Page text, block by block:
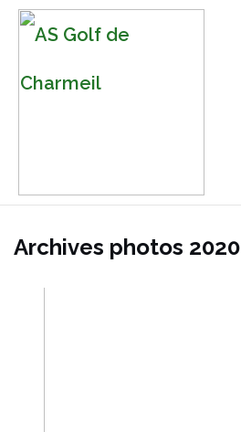
Archives photos 2020